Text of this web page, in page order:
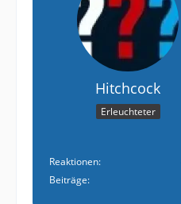
Hitchcock
Erleuchteter
Reaktionen
Beiträge